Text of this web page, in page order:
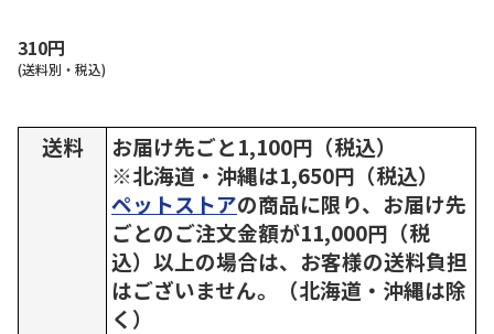
310円
(送料別・税込)
送料
お届け先ごと1,100円（税込）
※北海道・沖縄は1,650円（税込）
ペットストアの商品に限り、お届け先
ごとのご注文金額が11,000円（税
込）以上の場合は、お客様の送料負担
はございません。（北海道・沖縄は除
く）